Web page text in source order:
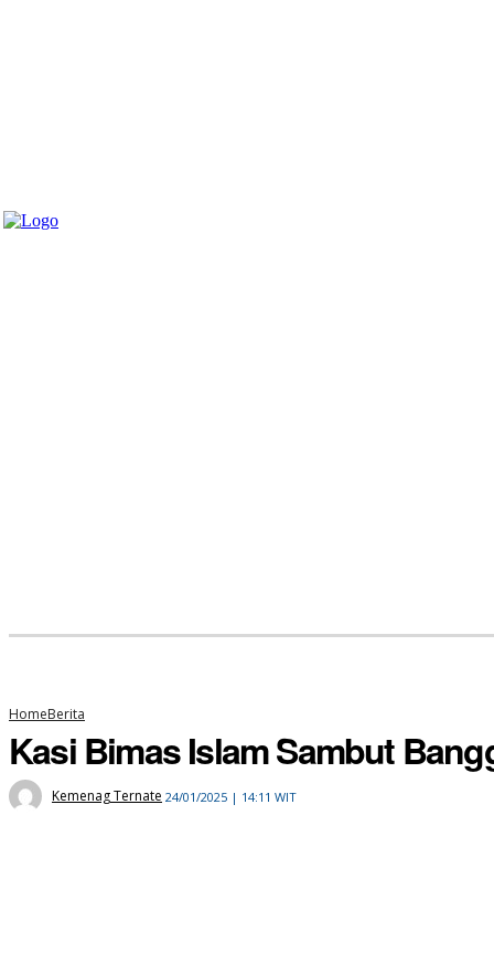
HomeBerita
Kasi Bimas Islam Sambut
Kemenag Ternate 24/01/2025 | 14:11 WIT